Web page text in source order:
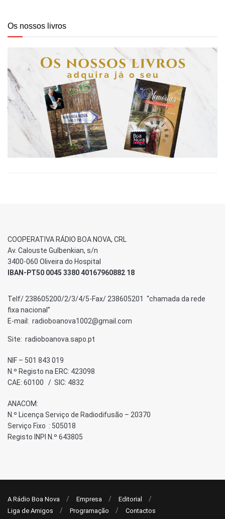
Os nossos livros
COOPERATIVA RÁDIO BOA NOVA, CRL
Av. Calouste Gulbenkian, s/n
3400-060 Oliveira do Hospital
IBAN-PT50 0045 3380 40167960882 18
Telf/ 238605200/2/3/4/5-Fax/ 238605201 “chamada da rede
fixa nacional”
E-mail: radioboanova1002@gmail.com
Site: radioboanova.sapo.pt
NIF – 501 843 019
N.º Registo na ERC: 423098
CAE: 60100 / SIC: 4832
ANACOM:
N.º Licença Serviço de Radiodifusão – 20370
Serviço Fixo : 505018
Registo INPI N.º 643805
A Rádio Boa Nova Empresa
Editorial
Liga de Amigos
Programação Contactos